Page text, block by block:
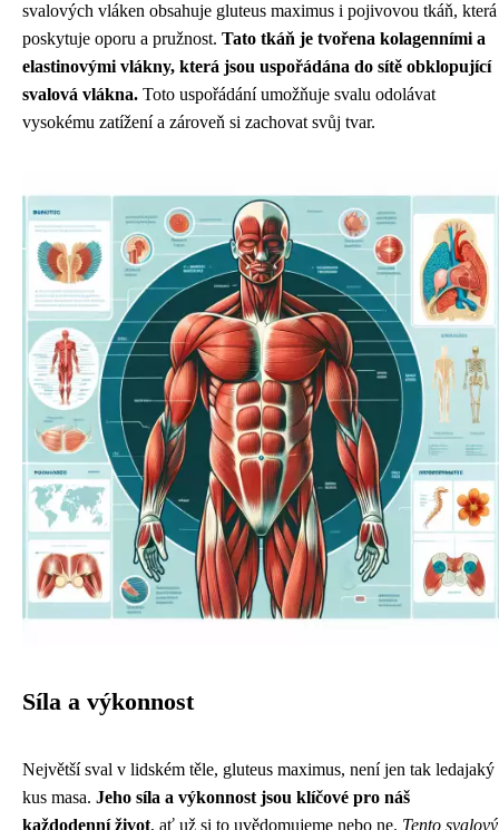
svalových vláken obsahuje gluteus maximus i pojivovou tkáň, která
poskytuje oporu a pružnost. Tato tkáň je tvořena kolagenními a
elastinovými vlákny, která jsou uspořádána do sítě obklopující
svalová vlákna. Toto uspořádání umožňuje svalu odolávat
vysokému zatížení a zároveň si zachovat svůj tvar.
Síla a výkonnost
Největší sval v lidském těle, gluteus maximus, není jen tak ledajaký
kus masa. Jeho síla a výkonnost jsou klíčové pro náš
každodenní život, ať už si to uvědomujeme nebo ne. Tento svalový